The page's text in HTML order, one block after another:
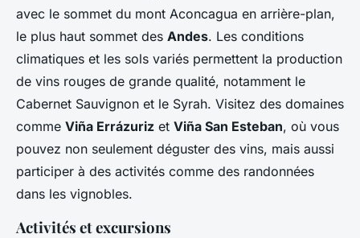
avec le sommet du mont Aconcagua en arrière-plan,
le plus haut sommet des Andes. Les conditions
climatiques et les sols variés permettent la production
de vins rouges de grande qualité, notamment le
Cabernet Sauvignon et le Syrah. Visitez des domaines
comme Viña Errázuriz et Viña San Esteban, où vous
pouvez non seulement déguster des vins, mais aussi
participer à des activités comme des randonnées
dans les vignobles.
Activités et excursions